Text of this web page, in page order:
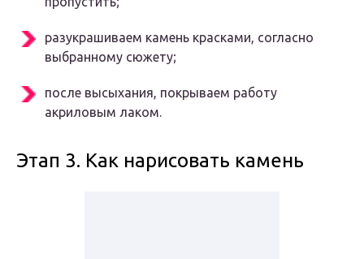
разукрашиваем камень красками, согласно
выбранному сюжету;
после высыхания, покрываем работу
акриловым лаком.
Этап 3. Как нарисовать камень